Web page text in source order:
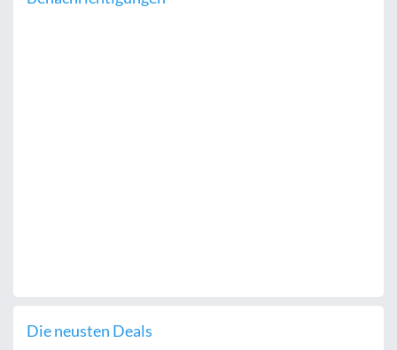
Die neusten Deals